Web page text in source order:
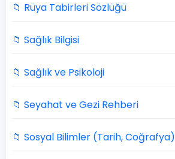
📁 Rüya Tabirleri Sözlüğü
📁 Sağlık Bilgisi
📁 Sağlık ve Psikoloji
📁 Seyahat ve Gezi Rehberi
📁 Sosyal Bilimler (Tarih, Coğrafya)